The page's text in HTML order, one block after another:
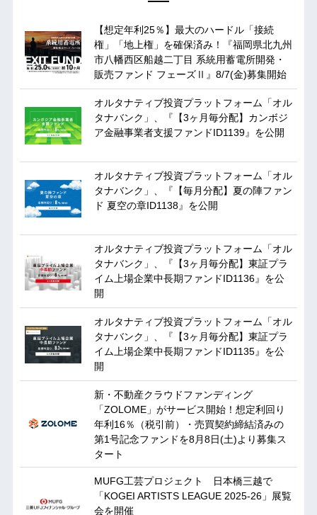
【想定年利25％】最大のハードル「接続
権」「地上権」を確保済み！『福岡県北九州
市八幡西区船越二丁目 系統用蓄電所開発・
販売ファンド フェーズⅡ』8/7(金)募集開始
オルタナティブ投資プラットフォーム「オル
タナバンク」、『【3ヶ月毎分配】カンボジ
ア金融事業者支援ファンドID1139』を公開
オルタナティブ投資プラットフォーム「オル
タナバンク」、『【毎月分配】夏の陣ファン
ド 夏空の章ID1138』を公開
オルタナティブ投資プラットフォーム「オル
タナバンク」、『【3ヶ月毎分配】東証プラ
イム上場企業中長期ファンドID1136』を公
開
オルタナティブ投資プラットフォーム「オル
タナバンク」、『【3ヶ月毎分配】東証プラ
イム上場企業中長期ファンドID1135』を公
開
新・不動産クラウドファンディング
「ZOLOME」がサービス開始！想定利回り
年利16％（税引前）・売買契約締結済みの
第1号記念ファンドを8月8日(土)より募集ス
タート
MUFG工芸プロジェクト 日本橋三越で
「KOGEI ARTISTS LEAGUE 2025-26」展覧
会を開催